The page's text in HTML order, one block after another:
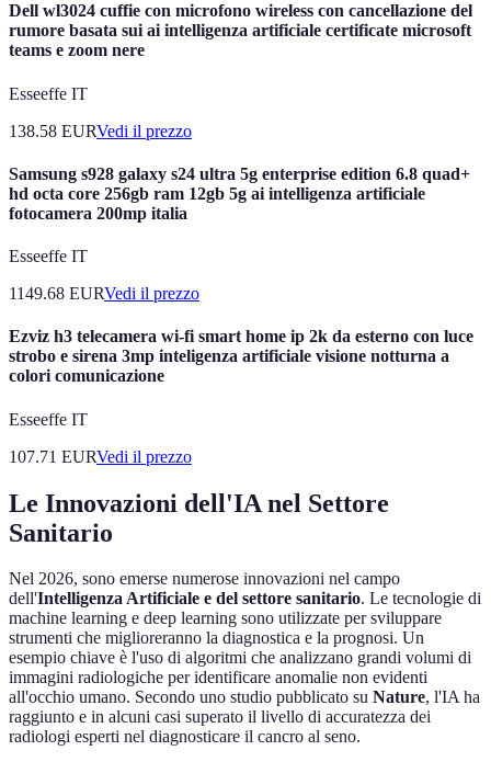
Dell wl3024 cuffie con microfono wireless con cancellazione del
rumore basata sui ai intelligenza artificiale certificate microsoft
teams e zoom nere
Esseeffe IT
138.58 EURVedi il prezzo
Samsung s928 galaxy s24 ultra 5g enterprise edition 6.8 quad+
hd octa core 256gb ram 12gb 5g ai intelligenza artificiale
fotocamera 200mp italia
Esseeffe IT
1149.68 EURVedi il prezzo
Ezviz h3 telecamera wi-fi smart home ip 2k da esterno con luce
strobo e sirena 3mp inteligenza artificiale visione notturna a
colori comunicazione
Esseeffe IT
107.71 EURVedi il prezzo
Le Innovazioni dell'IA nel Settore
Sanitario
Nel 2026, sono emerse numerose innovazioni nel campo
dell'Intelligenza Artificiale e del settore sanitario. Le tecnologie di
machine learning e deep learning sono utilizzate per sviluppare
strumenti che miglioreranno la diagnostica e la prognosi. Un
esempio chiave è l'uso di algoritmi che analizzano grandi volumi di
immagini radiologiche per identificare anomalie non evidenti
all'occhio umano. Secondo uno studio pubblicato su Nature, l'IA ha
raggiunto e in alcuni casi superato il livello di accuratezza dei
radiologi esperti nel diagnosticare il cancro al seno.